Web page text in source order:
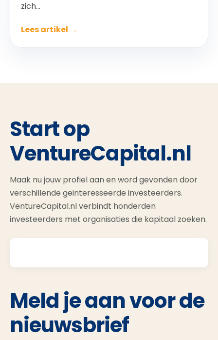
zich...
Lees artikel →
Start op
VentureCapital.nl
Maak nu jouw profiel aan en word gevonden door
verschillende geinteresseerde investeerders.
VentureCapital.nl verbindt honderden
investeerders met organisaties die kapitaal zoeken.
Meld je aan voor de
nieuwsbrief